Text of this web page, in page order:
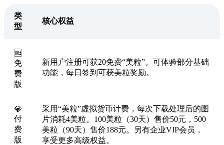
类
型
核心权益
🆓
免
费
版
新用户注册可获20免费“美粒”。可体验部分基础
功能，每日签到可获美粒奖励。
💎
付
费
版
采用“美粒”虚拟货币计费，每次下载处理后的图
片消耗4美粒。100美粒（30天）售价50元，500
美粒（90天）售价188元。另有企业VIP会员，
享受更多高级权益。